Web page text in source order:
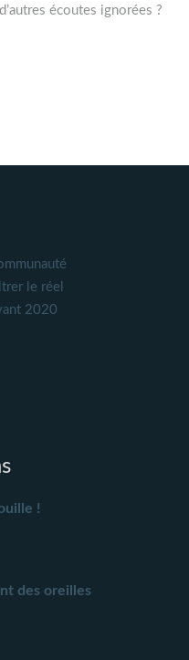
écoutes ignorées ?
le réel
2020
!
des oreilles